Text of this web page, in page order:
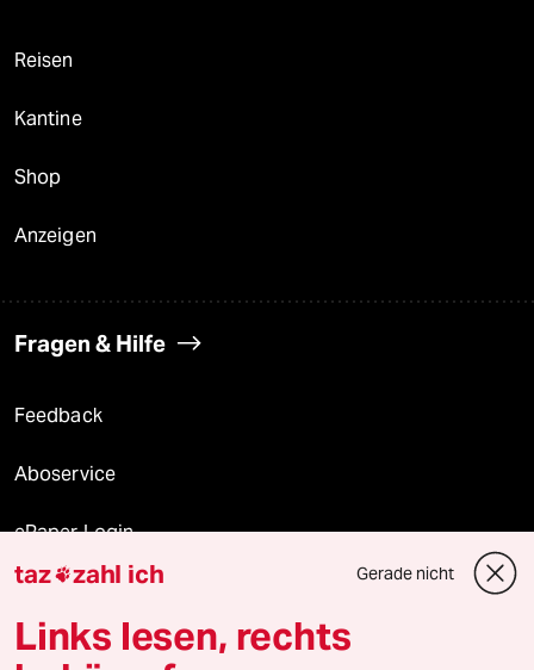
Reisen
Kantine
Shop
Anzeigen
Fragen & Hilfe
Feedback
Aboservice
ePaper Login
Downloads für Abonnierende
taz zahl ich Gerade nicht
Links lesen, rechts